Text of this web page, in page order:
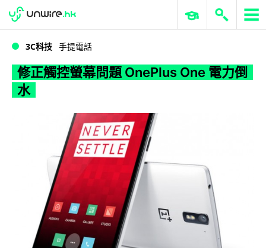
修正觸控螢幕問題 OnePlus One 電力倒水
WWDC 2026 ERP 與商業 AI
3C科技 手提電話
修正觸控螢幕問題 OnePlus One 電力倒
水